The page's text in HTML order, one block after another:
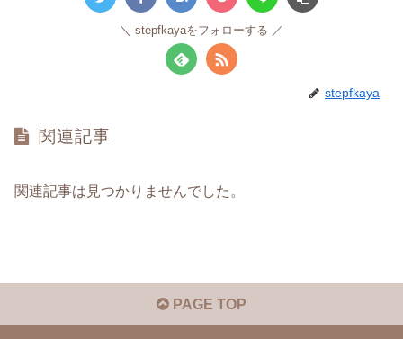
stepfkayaをフォローする
stepfkaya
関連記事
関連記事は見つかりませんでした。
PAGE TOP